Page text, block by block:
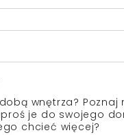
wnętrza?
je do swojego
chcieć więcej?